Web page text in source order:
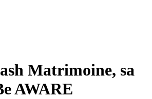
Matrimoine, sa
AWARE